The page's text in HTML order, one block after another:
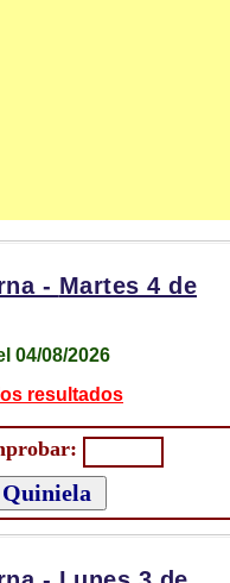
- Martes 4 de
04/08/2026
resultados